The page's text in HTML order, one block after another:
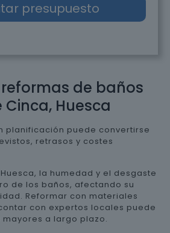
de baños
Cinca, Huesca
planificación puede convertirse
retrasos y costes
la humedad y el desgaste
de los baños, afectando su
Reformar con materiales
con expertos locales puede
a largo plazo.